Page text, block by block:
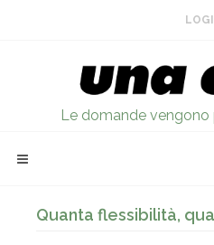
Le domande
Quanta flessibilità,